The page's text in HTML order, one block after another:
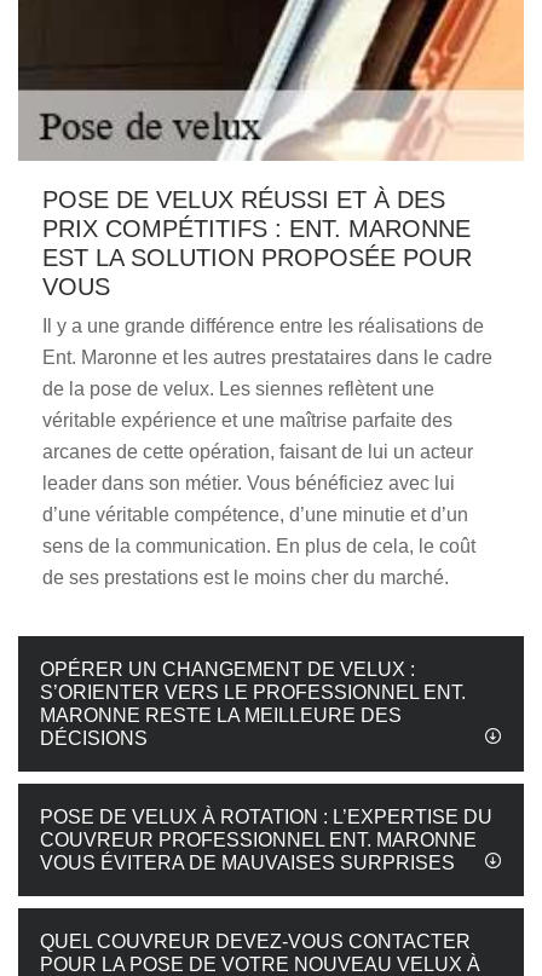
POSE DE VELUX RÉUSSI ET À DES
PRIX COMPÉTITIFS : ENT. MARONNE
EST LA SOLUTION PROPOSÉE POUR
VOUS
Il y a une grande différence entre les réalisations de
Ent. Maronne et les autres prestataires dans le cadre
de la pose de velux. Les siennes reflètent une
véritable expérience et une maîtrise parfaite des
arcanes de cette opération, faisant de lui un acteur
leader dans son métier. Vous bénéficiez avec lui
d’une véritable compétence, d’une minutie et d’un
sens de la communication. En plus de cela, le coût
de ses prestations est le moins cher du marché.
OPÉRER UN CHANGEMENT DE VELUX :
S’ORIENTER VERS LE PROFESSIONNEL ENT.
MARONNE RESTE LA MEILLEURE DES
DÉCISIONS
POSE DE VELUX À ROTATION : L’EXPERTISE DU
COUVREUR PROFESSIONNEL ENT. MARONNE
VOUS ÉVITERA DE MAUVAISES SURPRISES
QUEL COUVREUR DEVEZ-VOUS CONTACTER
POUR LA POSE DE VOTRE NOUVEAU VELUX À